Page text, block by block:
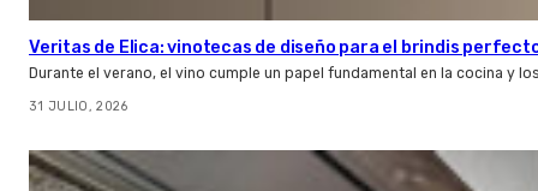
Veritas de Elica: vinotecas de diseño para el brindis
Durante el verano, el vino cumple un papel fundamental en la cocina y
31 JULIO, 2026